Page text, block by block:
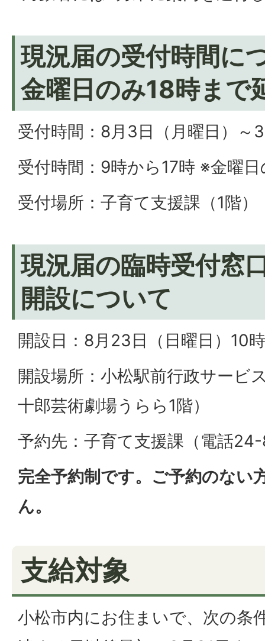
現況届の受付時間に
金曜日のみ18時まで
受付時間：8月3日（月曜日）～
受付時間：9時から17時 ※金曜
受付場所：子育て支援課（1階）
現況届の臨時受付窓
開設について
開設日：8月23日（日曜日）10
開設場所：小松駅前行政サービ
十郎芸術劇場うらら1階）
予約先：子育て支援課（電話
完全予約制です。ご予約のない
ん。
支給対象
小松市内にお住まいで、次の条